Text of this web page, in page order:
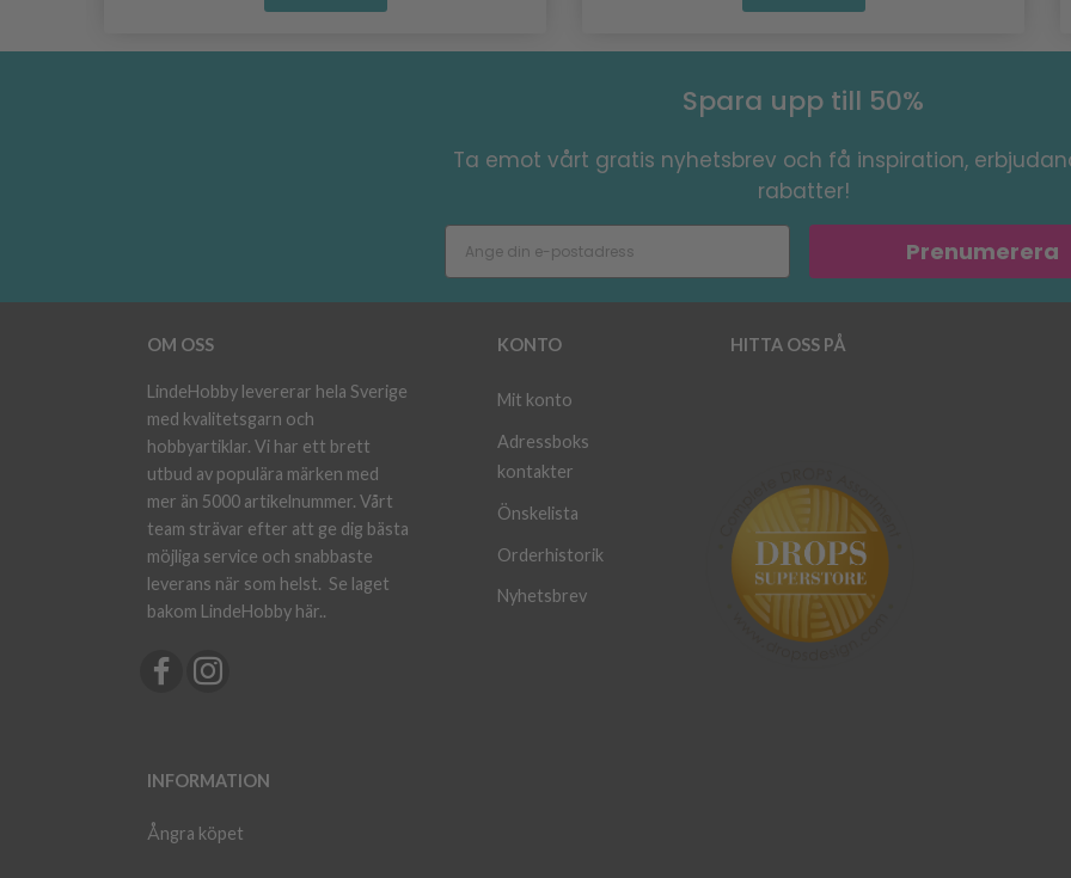
Spara upp till 50%
Ta emot vårt gratis nyhetsbrev och få inspiration,
rabatter!
Prenumerera
OM OSS
LindeHobby levererar hela Sverige
med kvalitetsgarn och
hobbyartiklar. Vi har ett brett
utbud av populära märken med
mer än 5000 artikelnummer. Vårt
team strävar efter att ge dig bästa
möjliga service och snabbaste
leverans när som helst. Se laget
bakom LindeHobby här..
INFORMATION
Ångra köpet
KONTO
Mit konto
Adressboks
kontakter
Önskelista
Orderhistorik
Nyhetsbrev
HITTA OSS PÅ